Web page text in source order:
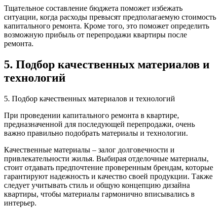
Тщательное составление бюджета поможет избежать
ситуации, когда расходы превысят предполагаемую стоимость
капитального ремонта. Кроме того, это поможет определить
возможную прибыль от перепродажи квартиры после
ремонта.
5. Подбор качественных материалов и
технологий
5. Подбор качественных материалов и технологий
При проведении капитального ремонта в квартире,
предназначенной для последующей перепродажи, очень
важно правильно подобрать материалы и технологии.
Качественные материалы – залог долговечности и
привлекательности жилья. Выбирая отделочные материалы,
стоит отдавать предпочтение проверенным брендам, которые
гарантируют надежность и качество своей продукции. Также
следует учитывать стиль и общую концепцию дизайна
квартиры, чтобы материалы гармонично вписывались в
интерьер.